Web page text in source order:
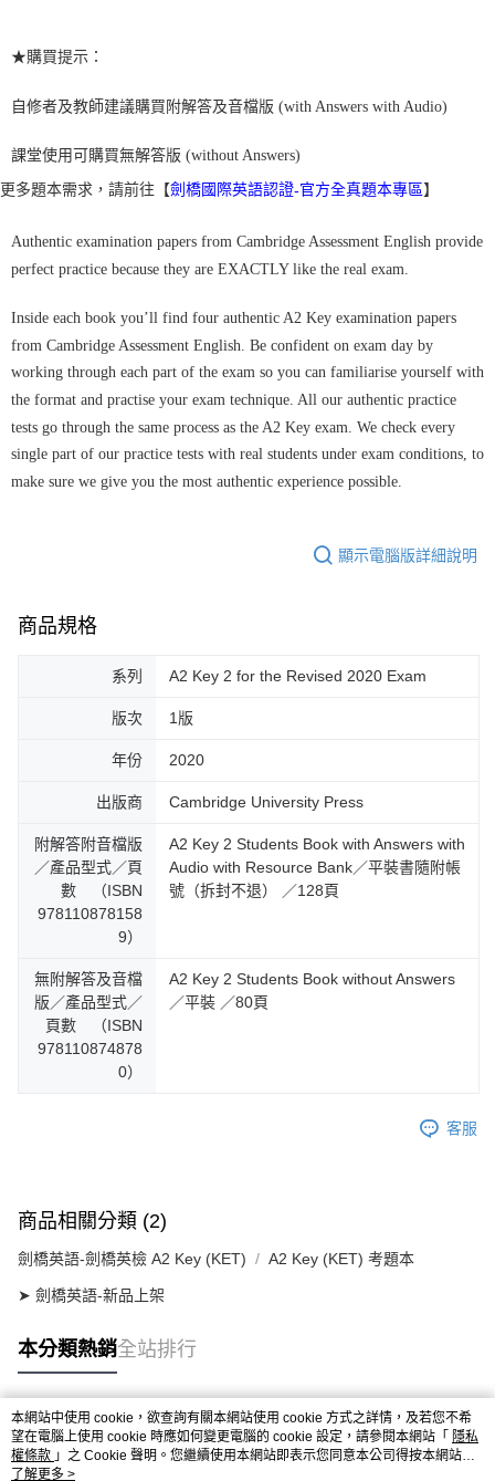
★購買提示：
自修者及教師建議購買附解答及音檔版 (with Answers with Audio)
課堂使用可購買無解答版 (without Answers)
更多題本需求，請前往【劍橋國際英語認證-官方全真題本專區 】
Authentic examination papers from Cambridge Assessment English provide
perfect practice because they are EXACTLY like the real exam.
Inside each book you’ll find four authentic A2 Key examination papers
from Cambridge Assessment English. Be confident on exam day by
working through each part of the exam so you can familiarise yourself with
the format and practise your exam technique. All our authentic practice
tests go through the same process as the A2 Key exam. We check every
single part of our practice tests with real students under exam conditions, to
make sure we give you the most authentic experience possible.
顯示電腦版詳細說明
商品規格
系列 A2 Key 2 for the Revised 2020 Exam
版次 1版
年份 2020
出版商 Cambridge University Press
附解答附音檔版
／產品型式／頁
數 （ISBN
978110878158
9）
A2 Key 2 Students Book with Answers with
Audio with Resource Bank／平裝書隨附帳
號（拆封不退） ／128頁
無附解答及音檔
版／產品型式／
頁數 （ISBN
978110874878
0）
A2 Key 2 Students Book without Answers
／平裝 ／80頁
客服
商品相關分類 (2)
劍橋英語-劍橋英檢 A2 Key (KET) A2 Key (KET) 考題本
➤ 劍橋英語-新品上架
本分類熱銷全站排行
熱門標籤
本網站中使用 cookie，欲查詢有關本網站使用 cookie 方式之詳情，及若您不希
望在電腦上使用 cookie 時應如何變更電腦的 cookie 設定，請參閱本網站「 隱私
權條款 」之 Cookie 聲明。您繼續使用本網站即表示您同意本公司得按本網站使
用條款之 Cookie 聲明使用 cookie。
了解更多 >